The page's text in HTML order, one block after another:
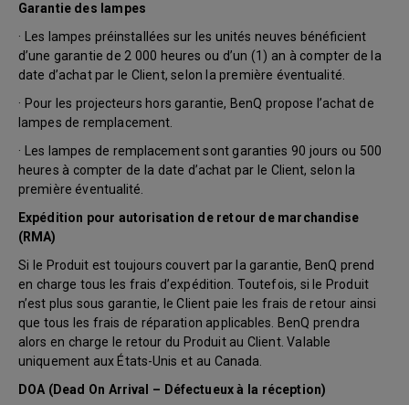
Garantie des lampes
· Les lampes préinstallées sur les unités neuves bénéficient
d’une garantie de 2 000 heures ou d’un (1) an à compter de la
date d’achat par le Client, selon la première éventualité.
· Pour les projecteurs hors garantie, BenQ propose l’achat de
lampes de remplacement.
· Les lampes de remplacement sont garanties 90 jours ou 500
heures à compter de la date d’achat par le Client, selon la
première éventualité.
Expédition pour autorisation de retour de marchandise
(RMA)
Si le Produit est toujours couvert par la garantie, BenQ prend
en charge tous les frais d’expédition. Toutefois, si le Produit
n’est plus sous garantie, le Client paie les frais de retour ainsi
que tous les frais de réparation applicables. BenQ prendra
alors en charge le retour du Produit au Client. Valable
uniquement aux États-Unis et au Canada.
DOA (Dead On Arrival – Défectueux à la réception)